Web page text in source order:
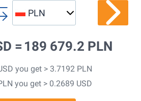
PLN
= 189 679.2 PLN
you get > 3.7192 PLN
you get > 0.2689 USD